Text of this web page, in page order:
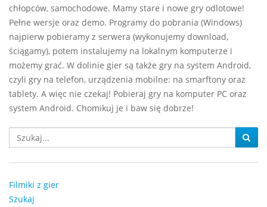
chłopców, samochodowe. Mamy stare i nowe gry odlotowe!
Pełne wersje oraz demo. Programy do pobrania (Windows)
najpierw pobieramy z serwera (wykonujemy download,
ściągamy), potem instalujemy na lokalnym komputerze i
możemy grać. W dolinie gier są także gry na system Android,
czyli gry na telefon, urządzenia mobilne: na smarftony oraz
tablety. A więc nie czekaj! Pobieraj gry na komputer PC oraz
system Android. Chomikuj je i baw się dobrze!
Filmiki z gier
Szukaj